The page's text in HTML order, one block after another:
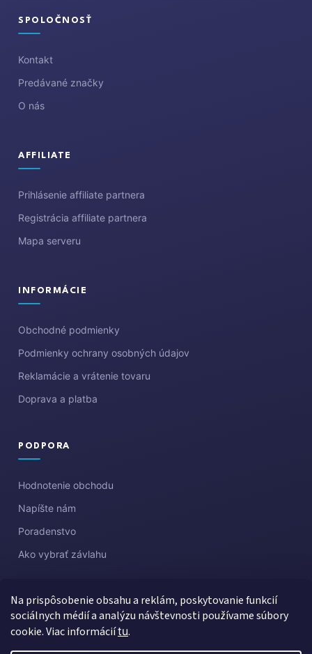
Na prispôsobenie obsahu a reklám, poskytovanie funkcií
sociálnych médií a analýzu návštevnosti používame súbory
cookie. Viac informáciítu.
SPOLOČNOSŤ
Kontakt
Predávané značky
O nás
AFFILIATE
Prihlásenie affiliate partnera
Registrácia affiliate partnera
Mapa serveru
INFORMÁCIE
Obchodné podmienky
Podmienky ochrany osobných údajov
Reklamácie a vrátenie tovaru
Doprava a platba
PODPORA
Hodnotenie obchodu
Napíšte nám
Poradenstvo
Ako vybrať závlahu